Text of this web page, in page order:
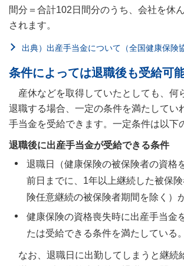
間分＝合計102日間分のうち、会社を休
されます。
出典）出産手当金について（全国健康保険
条件によっては退職後も受給可
産休などを取得していたとしても、何
退職する場合、一定の条件を満たしてい
手当金を受給できます。一定条件は以下
退職後に出産手当金が受給できる条件
退職日（健康保険の被保険者の資格
前日までに、1年以上継続した被保
険任意継続の被保険者期間を除く）
健康保険の資格喪失時に出産手当金
たは受給できる条件を満たしている。
なお、退職日に出勤してしまうと継続